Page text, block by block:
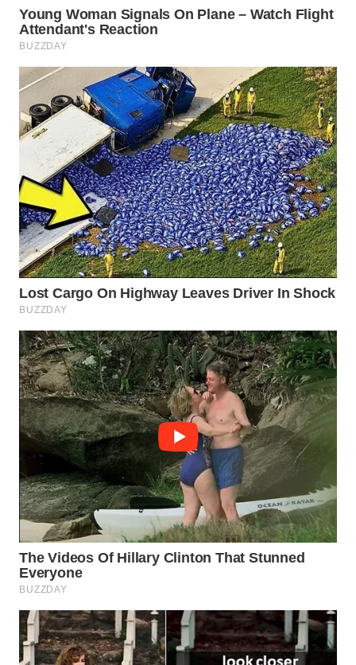
SERDANG
TEBING
TINGGI
WN
PAKPAK
WN
KARAWANG
WN
BEKASI
WN
BOGOR
WN
DEPOK
WN
TAPANULI
UTARA
WN
SAMOSIR
WN
PADANG
WN
SUMEDANG